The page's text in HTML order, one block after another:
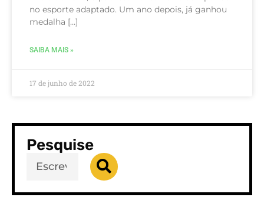
no esporte adaptado. Um ano depois, já ganhou
medalha […]
SAIBA MAIS »
17 de junho de 2022
Pesquise